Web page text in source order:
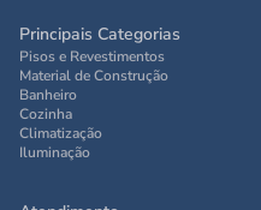
Principais Categorias
Pisos e Revestimentos
Material de Construção
Banheiro
Cozinha
Climatização
Iluminação